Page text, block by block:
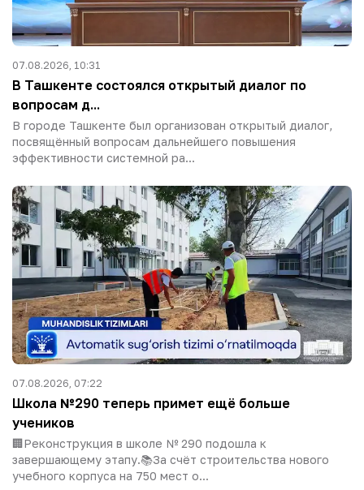
07.08.2026, 10:31
В Ташкенте состоялся открытый диалог по
вопросам д...
В городе Ташкенте был организован открытый диалог,
посвящённый вопросам дальнейшего повышения
эффективности системной ра...
07.08.2026, 07:22
Школа №290 теперь примет ещё больше
учеников
🏢Реконструкция в школе № 290 подошла к
завершающему этапу.📚За счёт строительства нового
учебного корпуса на 750 мест о...